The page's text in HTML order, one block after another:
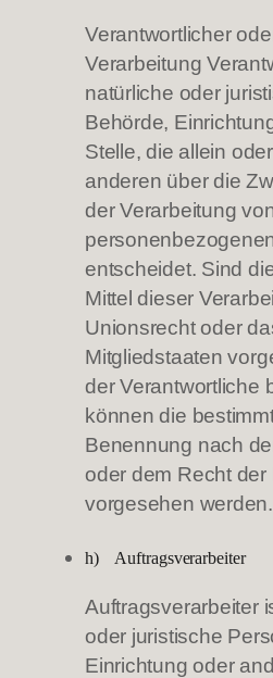
Verantwortlicher
Verarbeitung
natürliche oder
Behörde,
Stelle, die allein
anderen über die
der Verarbeitung
entscheidet. Sind
Mittel dieser
Unionsrecht oder
Mitgliedstaaten
der Verantwortliche
können die
Benennung nach
oder dem Recht
vorgesehen werden.
h) Auftragsverarbeiter
Auftragsverarbeiter
oder juristische
Einrichtung oder